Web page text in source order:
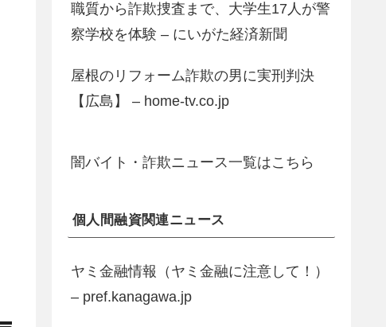
職質から詐欺捜査まで、大学生17人が警
察学校を体験 – にいがた経済新聞
屋根のリフォーム詐欺の男に実刑判決
【広島】 – home-tv.co.jp
闇バイト・詐欺ニュース一覧はこちら
個人間融資関連ニュース
ヤミ金融情報（ヤミ金融に注意して！）
– pref.kanagawa.jp